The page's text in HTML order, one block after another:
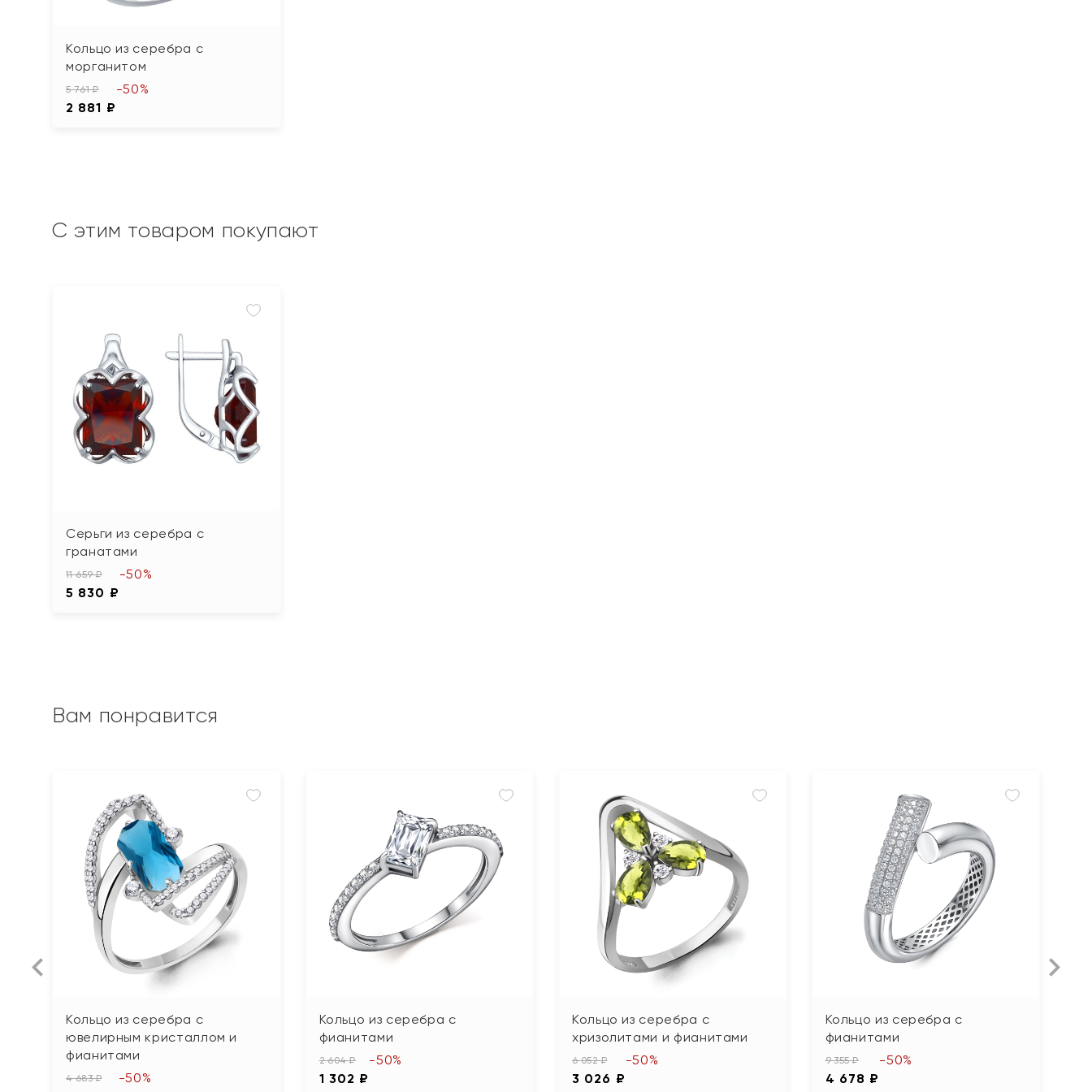
Кольцо из серебра с
морганитом
5 761 ₽
2 881 ₽
-50%
С этим товаром покупают
Серьги из серебра с
гранатами
11 659 ₽
5 830 ₽
-50%
Вам понравится
Кольцо из серебра с
ювелирным кристаллом и
фианитами
4 683 ₽ -50%
Кольцо из серебра с
фианитами
2 604 ₽
1 302 ₽
-50%
Кольцо из серебра с
хризолитами и фианитами
6 052 ₽
3 026 ₽
-50%
Кольцо из серебра с
фианитами
9 355 ₽
4 678 ₽
-50%